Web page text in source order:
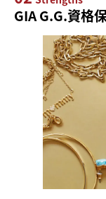
GIA G.G.資格